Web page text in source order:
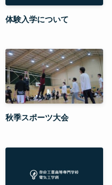
体験入学について
秋季スポーツ大会